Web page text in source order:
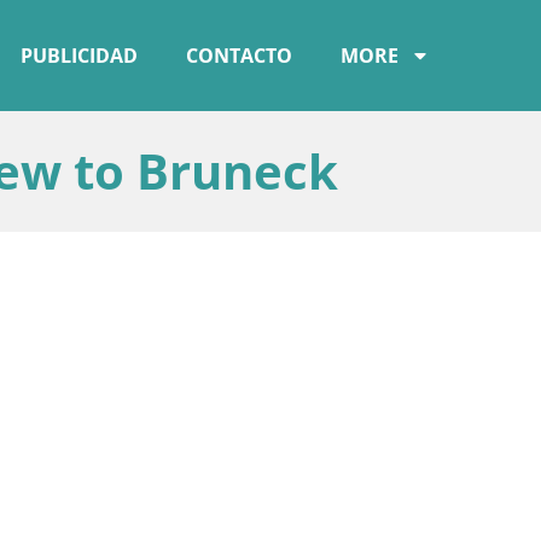
PUBLICIDAD CONTACTO MORE
to Bruneck